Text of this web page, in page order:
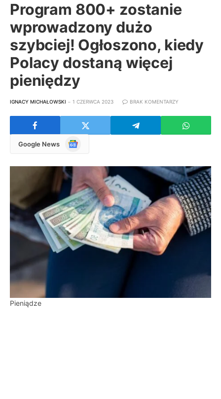
Program 800+ zostanie
wprowadzony dużo
szybciej! Ogłoszono, kiedy
Polacy dostaną więcej
pieniędzy
IGNACY MICHAŁOWSKI 1 CZERWCA 2023 BRAK KOMENTARZY
Google News
Google
Pieniądze